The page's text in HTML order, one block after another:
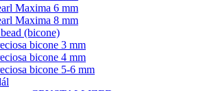
Maxima 6 mm
Maxima 8 mm
(bicone)
bicone 3 mm
bicone 4 mm
bicone 5-6 mm